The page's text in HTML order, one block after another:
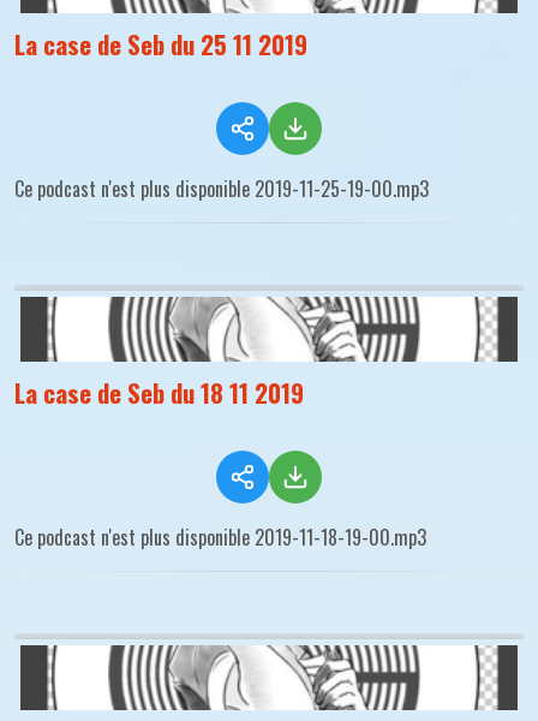
La case de Seb du 25 11 2019
Ce podcast n'est plus disponible 2019-11-25-19-00.mp3
La case de Seb du 18 11 2019
Ce podcast n'est plus disponible 2019-11-18-19-00.mp3